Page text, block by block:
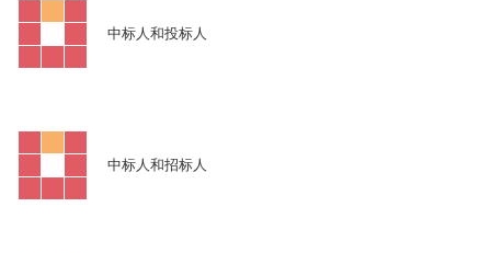
中标人和投标人
中标人和招标人